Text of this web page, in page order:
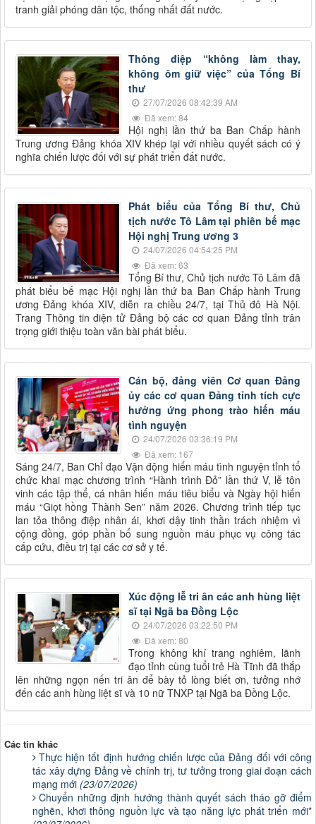
tranh giải phóng dân tộc, thống nhất đất nước.
Thông điệp “không làm thay,
không ôm giữ việc” của Tổng Bí
thư
27/07/2026 08:42:39 AM
Đã xem: 84
Hội nghị lần thứ ba Ban Chấp hành
Trung ương Đảng khóa XIV khép lại với nhiều quyết sách có ý
nghĩa chiến lược đối với sự phát triển đất nước.
Phát biểu của Tổng Bí thư, Chủ
tịch nước Tô Lâm tại phiên bế mạc
Hội nghị Trung ương 3
24/07/2026 04:54:25 PM
Đã xem: 63
Tổng Bí thư, Chủ tịch nước Tô Lâm đã
phát biểu bế mạc Hội nghị lần thứ ba Ban Chấp hành Trung
ương Đảng khóa XIV, diễn ra chiều 24/7, tại Thủ đô Hà Nội.
Trang Thông tin điện tử Đảng bộ các cơ quan Đảng tỉnh trân
trọng giới thiệu toàn văn bài phát biểu.
Cán bộ, đảng viên Cơ quan Đảng
ủy các cơ quan Đảng tỉnh tích cực
hưởng ứng phong trào hiến máu
tình nguyện
24/07/2026 03:36:19 PM
Đã xem: 167
Sáng 24/7, Ban Chỉ đạo Vận động hiến máu tình nguyện tỉnh tổ
chức khai mạc chương trình “Hành trình Đỏ” lần thứ V, lễ tôn
vinh các tập thể, cá nhân hiến máu tiêu biểu và Ngày hội hiến
máu “Giọt hồng Thành Sen” năm 2026. Chương trình tiếp tục
lan tỏa thông điệp nhân ái, khơi dậy tinh thần trách nhiệm vì
cộng đồng, góp phần bổ sung nguồn máu phục vụ công tác
cấp cứu, điều trị tại các cơ sở y tế.
Xúc động lễ tri ân các anh hùng liệt
sĩ tại Ngã ba Đồng Lộc
24/07/2026 03:22:50 PM
Đã xem: 80
Trong không khí trang nghiêm, lãnh
đạo tỉnh cùng tuổi trẻ Hà Tĩnh đã thắp
lên những ngọn nến tri ân để bày tỏ lòng biết ơn, tưởng nhớ
đến các anh hùng liệt sĩ và 10 nữ TNXP tại Ngã ba Đồng Lộc.
Các tin khác
Thực hiện tốt định hướng chiến lược của Đảng đối với công
tác xây dựng Đảng về chính trị, tư tưởng trong giai đoạn cách
mạng mới (23/07/2026)
Chuyển những định hướng thành quyết sách tháo gỡ điểm
nghẽn, khơi thông nguồn lực và tạo năng lực phát triển mới*